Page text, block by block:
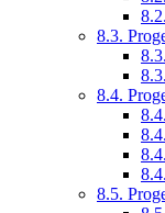
8.3.
8.4.
8.5.